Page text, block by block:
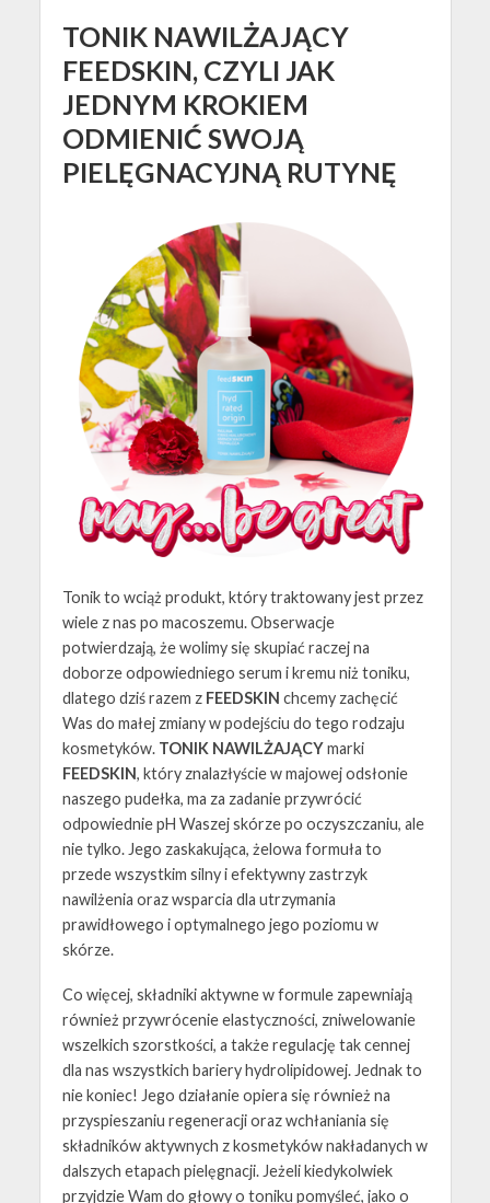
TONIK NAWILŻAJĄCY
FEEDSKIN, CZYLI JAK
JEDNYM KROKIEM
ODMIENIĆ SWOJĄ
PIELĘGNACYJNĄ RUTYNĘ
Tonik to wciąż produkt, który traktowany jest przez
wiele z nas po macoszemu. Obserwacje
potwierdzają, że wolimy się skupiać raczej na
doborze odpowiedniego serum i kremu niż toniku,
dlatego dziś razem zFEEDSKIN chcemy zachęcić
Was do małej zmiany w podejściu do tego rodzaju
kosmetyków. TONIK NAWILŻAJĄCYmarki
FEEDSKIN, który znalazłyście w majowej odsłonie
naszego pudełka, ma za zadanie przywrócić
odpowiednie pH Waszej skórze po oczyszczaniu, ale
nie tylko. Jego zaskakująca, żelowa formuła to
przede wszystkim silny i efektywny zastrzyk
nawilżenia oraz wsparcia dla utrzymania
prawidłowego i optymalnego jego poziomu w
skórze.
Co więcej, składniki aktywne w formule zapewniają
również przywrócenie elastyczności, zniwelowanie
wszelkich szorstkości, a także regulację tak cennej
dla nas wszystkich bariery hydrolipidowej. Jednak to
nie koniec! Jego działanie opiera się również na
przyspieszaniu regeneracji oraz wchłaniania się
składników aktywnych z kosmetyków nakładanych w
dalszych etapach pielęgnacji. Jeżeli kiedykolwiek
przyjdzie Wam do głowy o toniku pomyśleć, jako o